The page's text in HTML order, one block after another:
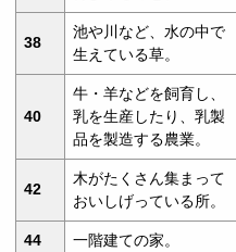
38
池や川など、水の中で
生えている草。
40
牛・羊などを飼育し、
乳を生産したり、乳製
品を製造する農業。
42
木がたくさん集まって
おいしげっている所。
44 一階建ての家。